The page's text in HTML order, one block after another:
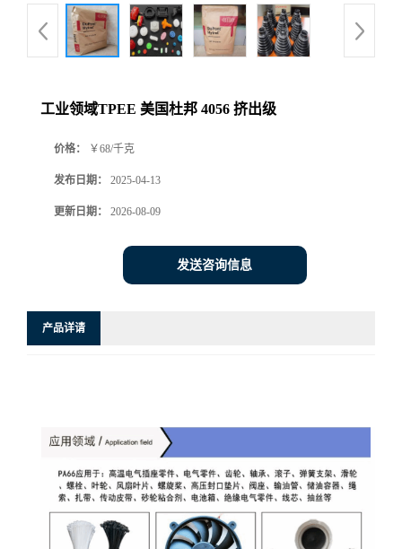
工业领域TPEE 美国杜邦 4056 挤出级
价格： ￥68/千克
发布日期： 2025-04-13
更新日期： 2026-08-09
发送咨询信息
产品详请